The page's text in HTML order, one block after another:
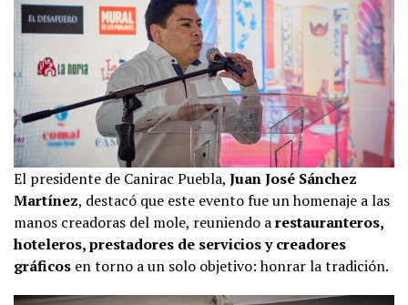
El presidente de Canirac Puebla, Juan José Sánchez
Martínez, destacó que este evento fue un homenaje a las
manos creadoras del mole, reuniendo arestauranteros,
hoteleros, prestadores de servicios y creadores
gráficos en torno a un solo objetivo: honrar la tradición.